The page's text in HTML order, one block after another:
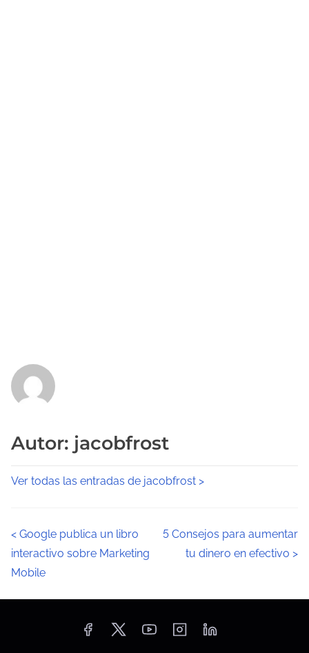
Autor: jacobfrost
Ver todas las entradas de jacobfrost >
N
a
< Google publica un libro
interactivo sobre Marketing
Mobile
5 Consejos para aumentar
tu dinero en efectivo >